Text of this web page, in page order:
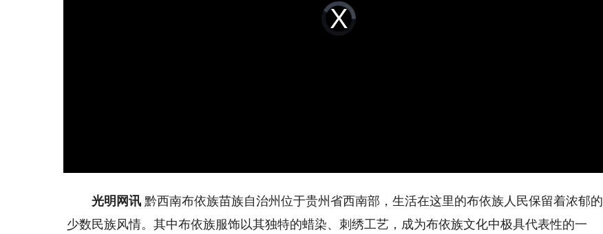
Video
Player
loading.
光明网讯 黔西南布依族苗族自治州位于贵州省西南部，生活在这里的布依族人民保留着浓郁的
少数民族风情。其中布依族服饰以其独特的蜡染、刺绣工艺，成为布依族文化中极具代表性的一